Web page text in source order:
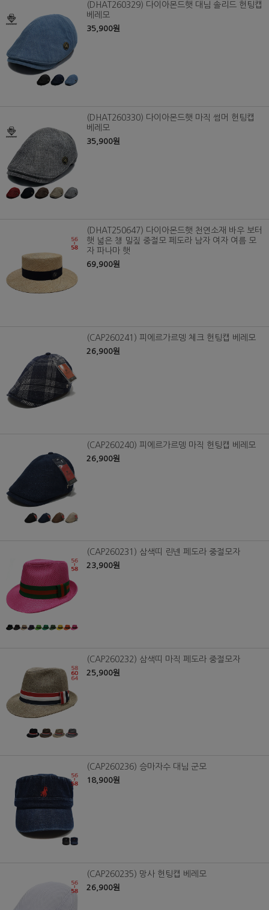
(DHAT260329) 다이아몬드햇 대님 솔리드 헌팅캡
베레모
35,900원
(DHAT260330) 다이아몬드햇 마직 썸머 헌팅캡
베레모
35,900원
(DHAT250647) 다이아몬드햇 천연소재 바우 보터
햇 넓은 챙 밀짚 중절모 페도라 남자 여자 여름 모
자 파나마 햇
69,900원
(CAP260241) 피에르가르뎅 체크 헌팅캡 베레모
26,900원
(CAP260240) 피에르가르뎅 마직 헌팅캡 베레모
26,900원
(CAP260231) 삼색띠 린넨 페도라 중절모자
23,900원
(CAP260232) 삼색띠 마직 페도라 중절모자
25,900원
(CAP260236) 승마자수 대님 군모
18,900원
(CAP260235) 망사 헌팅캡 베레모
26,900원